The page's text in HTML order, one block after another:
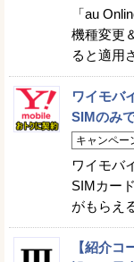
「au
機種変更
ると適用
ワイモバ
SIMのみ
キャンペー
ワイモバ
SIMカー
がもらえ
【紹介